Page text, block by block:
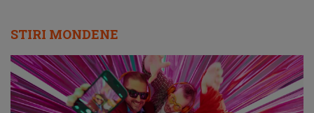
STIRI MONDENE